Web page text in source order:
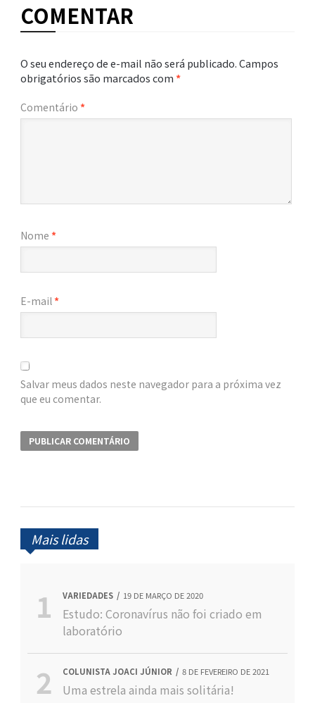
COMENTAR
O seu endereço de e-mail não será publicado.Campos
obrigatórios são marcados com*
Comentário *
Nome *
E-mail*
Salvar meus dados neste navegador para a próxima vez
que eu comentar.
Mais lidas
VARIEDADES 19 DE MARÇO DE 2020
Estudo: Coronavírus não foi criado em
laboratório
COLUNISTA JOACI JÚNIOR 8 DE FEVEREIRO DE 2021
Uma estrela ainda mais solitária!